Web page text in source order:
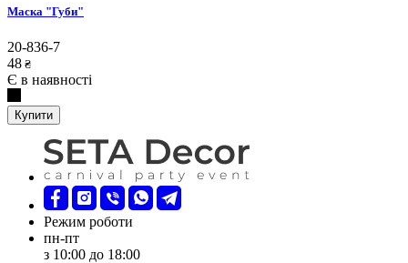
Маска "Губи"
20-836-7
48 ₴
Є в наявності
Купити
Режим роботи
пн-пт
з 10:00 до 18:00